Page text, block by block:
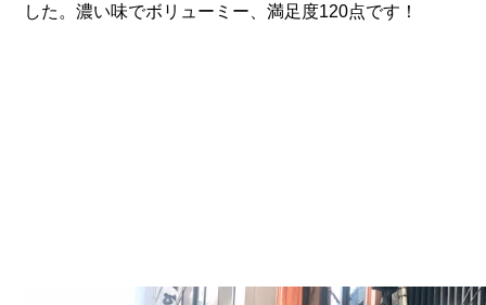
した。濃い味でボリューミー、満足度120点です！